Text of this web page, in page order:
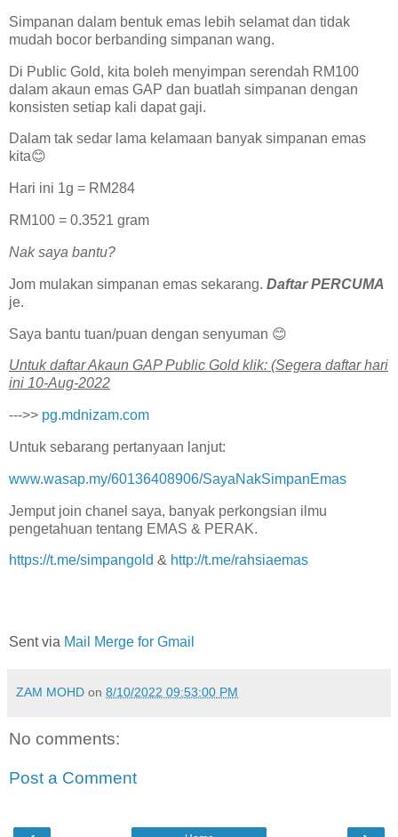
Simpanan dalam bentuk emas lebih selamat dan tidak
mudah bocor berbanding simpanan wang.
Di Public Gold, kita boleh menyimpan serendah RM100
dalam akaun emas GAP dan buatlah simpanan dengan
konsisten setiap kali dapat gaji.
Dalam tak sedar lama kelamaan banyak simpanan emas
kita😊
Hari ini 1g = RM284
RM100 = 0.3521 gram
Nak saya bantu?
Jom mulakan simpanan emas sekarang. Daftar PERCUMA
je.
Saya bantu tuan/puan dengan senyuman 😊
U͏n͏t͏u͏k͏ d͏a͏f͏t͏a͏r͏ A͏k͏a͏u͏n͏ G͏A͏P͏ P͏u͏b͏l͏i͏c͏ G͏o͏l͏d͏ k͏l͏i͏k͏: (Segera daftar hari
ini 10-Aug-2022
--->> pg.mdnizam.com
Untuk sebarang pertanyaan lanjut:
www.wasap.my/60136408906/SayaNakSimpanEmas
Jemput join chanel saya, banyak perkongsian ilmu
pengetahuan tentang EMAS & PERAK.
https://t.me/simpangold & http://t.me/rahsiaemas
Sent via Mail Merge for Gmail
ZAM MOHD on 8/10/2022 09:53:00 PM
No comments:
Post a Comment